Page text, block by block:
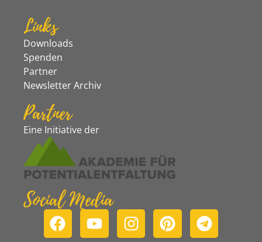
Links
Downloads
Spenden
Partner
Newsletter Archiv
Partner
Eine Initiative der
Social Media